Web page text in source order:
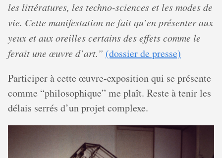
les littératures, les techno-sciences et les modes de
vie. Cette manifestation ne fait qu’en présenter aux
yeux et aux oreilles certains des effets comme le
ferait une œuvre d’art.” (dossier de presse)
Participer à cette œuvre-exposition qui se présente
comme “philosophique” me plaît. Reste à tenir les
délais serrés d’un projet complexe.